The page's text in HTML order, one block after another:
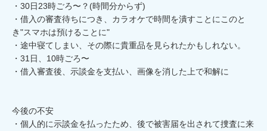
・30日23時ごろ〜？(時間分からず)
・借入の審査待ちにつき、カラオケで時間を潰すことにこのと
き"スマホは預けることに"
・途中寝てしまい、その際に貴重品を見られたかもしれない。
・31日、10時ごろ〜
・借入審査後、示談金を支払い、画像を消した上で和解に
今後の不安
・個人的に示談金を払ったため、後で被害届を出されて捜査に来